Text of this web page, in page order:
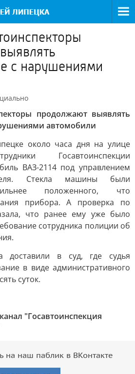
с нарушениями
продолжают выявлять
автомобили
около часа дня на улице
Госавтоинспекции
ВАЗ-2114 под управлением
Стекла машины были
положенного, что
прибора. А проверка по
что ранее ему уже было
сотрудника полиции об
доставили в суд, где судья
в виде административного
суток.
"Госавтоинспекция
на наш паблик в ВКонтакте